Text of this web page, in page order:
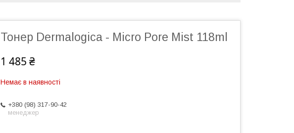
Тонер Dermalogica - Micro Pore Mist 118ml
1 485 ₴
Немає в наявності
+380 (98) 317-90-42
менеджер